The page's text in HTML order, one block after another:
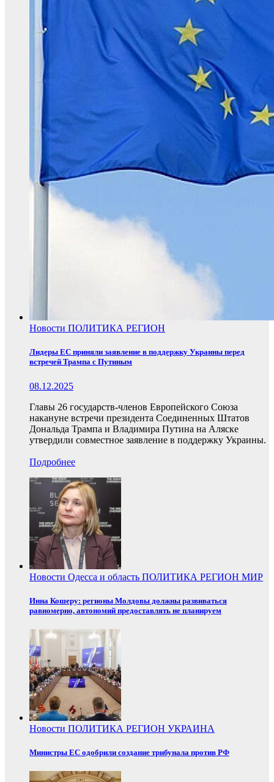
Новости ПОЛИТИКА РЕГИОН
Лидеры ЕС приняли заявление в поддержку Украины перед
встречей Трампа с Путиным
08.12.2025
Главы 26 государств-членов Европейского Союза
накануне встречи президента Соединенных Штатов
Дональда Трампа и Владимира Путина на Аляске
утвердили совместное заявление в поддержку Украины.
Подробнее
Новости Одесса и область ПОЛИТИКА РЕГИОН МИР
Инна Кошеру: регионы Молдовы должны развиваться
равномерно, автономий предоставлять не планируем
Новости ПОЛИТИКА РЕГИОН УКРАИНА
Министры ЕС одобрили создание трибунала против РФ